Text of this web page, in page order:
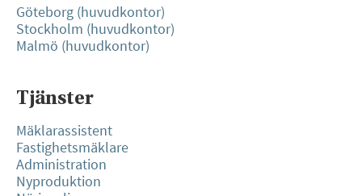
Göteborg (huvudkontor)
Stockholm (huvudkontor)
Malmö (huvudkontor)
Tjänster
Mäklarassistent
Fastighetsmäklare
Administration
Nyproduktion